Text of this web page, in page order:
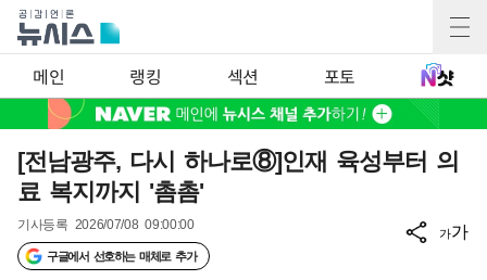
메인 랭킹 섹션 포토
[전남광주, 다시 하나로⑧]인재 육성부터 의
료 복지까지 '촘촘'
기사등록 2026/07/08 09:00:00
구글에서 선호하는 매체로 추가
가가